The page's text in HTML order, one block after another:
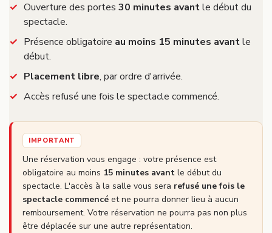
Ouverture des portes 30 minutes avantle début du
spectacle.
Présence obligatoire au moins 15 minutes avantle
début.
Placement libre, par ordre d'arrivée.
Accès refusé une fois le spectacle commencé.
IMPORTANT
Une réservation vous engage : votre présence est
obligatoire au moins 15 minutes avant le début du
spectacle. L'accès à la salle vous sera refusé une fois le
spectacle commencé et ne pourra donner lieu à aucun
remboursement. Votre réservation ne pourra pas non plus
être déplacée sur une autre représentation.